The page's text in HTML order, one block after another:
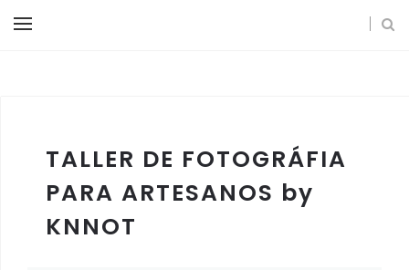
TALLER DE FOTOGRÁFIA
PARA ARTESANOS by
KNNOT